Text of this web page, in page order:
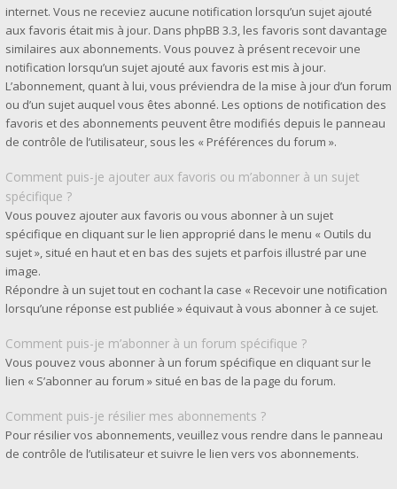
internet. Vous ne receviez aucune notification lorsqu’un sujet ajouté
aux favoris était mis à jour. Dans phpBB 3.3, les favoris sont davantage
similaires aux abonnements. Vous pouvez à présent recevoir une
notification lorsqu’un sujet ajouté aux favoris est mis à jour.
L’abonnement, quant à lui, vous préviendra de la mise à jour d’un forum
ou d’un sujet auquel vous êtes abonné. Les options de notification des
favoris et des abonnements peuvent être modifiés depuis le panneau
de contrôle de l’utilisateur, sous les « Préférences du forum ».
Comment puis-je ajouter aux favoris ou m’abonner à un sujet
spécifique ?
Vous pouvez ajouter aux favoris ou vous abonner à un sujet
spécifique en cliquant sur le lien approprié dans le menu « Outils du
sujet », situé en haut et en bas des sujets et parfois illustré par une
image.
Répondre à un sujet tout en cochant la case « Recevoir une notification
lorsqu’une réponse est publiée » équivaut à vous abonner à ce sujet.
Comment puis-je m’abonner à un forum spécifique ?
Vous pouvez vous abonner à un forum spécifique en cliquant sur le
lien « S’abonner au forum » situé en bas de la page du forum.
Comment puis-je résilier mes abonnements ?
Pour résilier vos abonnements, veuillez vous rendre dans le panneau
de contrôle de l’utilisateur et suivre le lien vers vos abonnements.